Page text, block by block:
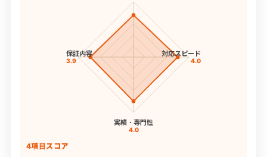
対応スピード
4.0
実績・専門性
4.0
保証内容
3.9
4項目スコア